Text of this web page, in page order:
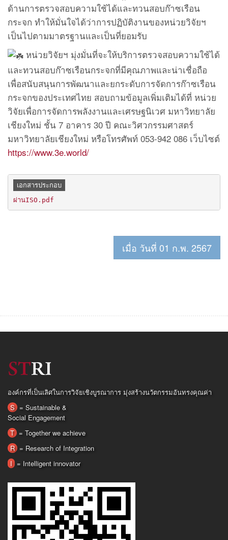
ด้านการตรวจสอบความใช้ได้และทวนสอบก๊าซเรือน
กระจก ทำให้มั่นใจได้ว่าการปฏิบัติงานของหน่วยวิจัยฯ
เป็นไปตามมาตรฐานและเป็นที่ยอมรับ
หน่วยวิจัยฯ มุ่งมั่นที่จะให้บริการตรวจสอบความใช้ได้
และทวนสอบก๊าซเรือนกระจกที่มีคุณภาพและน่าเชื่อถือ
เพื่อสนับสนุนการพัฒนาและยกระดับการจัดการก๊าซเรือน
กระจกของประเทศไทย สอบถามข้อมูลเพิ่มเติมได้ที่ หน่วย
วิจัยเพื่อการจัดการพลังงานและเศรษฐนิเวศ มหาวิทยาลัย
เชียงใหม่ ชั้น 7 อาคาร 30 ปี คณะวิศวกรรมศาสตร์
มหาวิทยาลัยเชียงใหม่ หรือโทรศัพท์ 053-942 086 เว็บไซต์
https://www.3e.world/
เอกสารประกอบ
ผ่านISO.pdf
เมื่อ วันที่ 01 ก.พ. 2567
องค์กรที่เป็นเลิศในการวิจัยเชิงบูรณาการ มุ่งสร้างนวัตกรรมอันทรงคุณค่า
S = Sustainable &
Social Engagement
T = Together we achieve
R = Research of Integration
I = Intelligent innovator